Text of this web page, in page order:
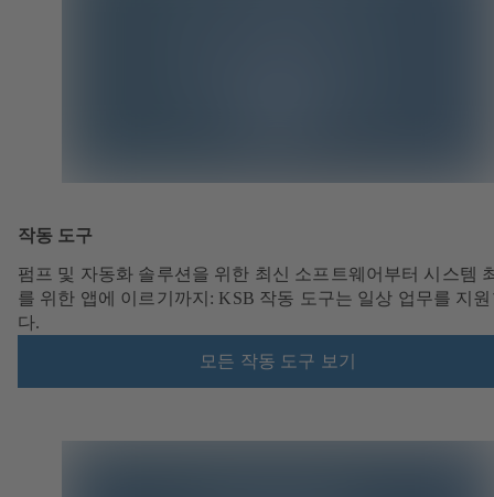
작동 도구
펌프 및 자동화 솔루션을 위한 최신 소프트웨어부터 시스템
를 위한 앱에 이르기까지: KSB 작동 도구는 일상 업무를 지
다.
모든 작동 도구 보기